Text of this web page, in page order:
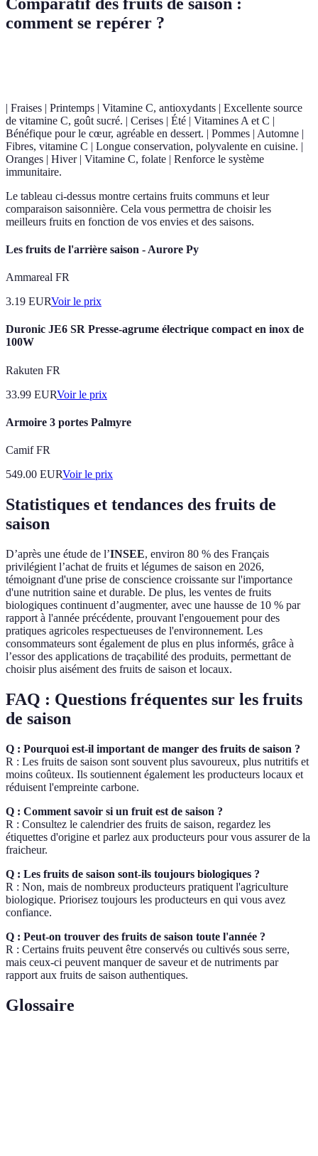
comment se repérer ?
| Fraises | Printemps | Vitamine C, antioxydants | Excellente source
de vitamine C, goût sucré. | Cerises | Été | Vitamines A et C |
Bénéfique pour le cœur, agréable en dessert. | Pommes | Automne |
Fibres, vitamine C | Longue conservation, polyvalente en cuisine. |
Oranges | Hiver | Vitamine C, folate | Renforce le système
immunitaire.
Le tableau ci-dessus montre certains fruits communs et leur
comparaison saisonnière. Cela vous permettra de choisir les
meilleurs fruits en fonction de vos envies et des saisons.
Les fruits de l'arrière saison - Aurore Py
Ammareal FR
3.19 EURVoir le prix
Duronic JE6 SR Presse-agrume électrique compact en inox de
100W
Rakuten FR
33.99 EURVoir le prix
Armoire 3 portes Palmyre
Camif FR
549.00 EURVoir le prix
Statistiques et tendances des fruits de
saison
D’après une étude de l’INSEE, environ 80 % des Français
privilégient l’achat de fruits et légumes de saison en 2026,
témoignant d'une prise de conscience croissante sur l'importance
d'une nutrition saine et durable. De plus, les ventes de fruits
biologiques continuent d’augmenter, avec une hausse de 10 % par
rapport à l'année précédente, prouvant l'engouement pour des
pratiques agricoles respectueuses de l'environnement. Les
consommateurs sont également de plus en plus informés, grâce à
l’essor des applications de traçabilité des produits, permettant de
choisir plus aisément des fruits de saison et locaux.
FAQ : Questions fréquentes sur les fruits
de saison
Q : Pourquoi est-il important de manger des fruits de saison ?
R : Les fruits de saison sont souvent plus savoureux, plus nutritifs et
moins coûteux. Ils soutiennent également les producteurs locaux et
réduisent l'empreinte carbone.
Q : Comment savoir si un fruit est de saison ?
R : Consultez le calendrier des fruits de saison, regardez les
étiquettes d'origine et parlez aux producteurs pour vous assurer de la
fraicheur.
Q : Les fruits de saison sont-ils toujours biologiques ?
R : Non, mais de nombreux producteurs pratiquent l'agriculture
biologique. Priorisez toujours les producteurs en qui vous avez
confiance.
Q : Peut-on trouver des fruits de saison toute l'année ?
R : Certains fruits peuvent être conservés ou cultivés sous serre,
mais ceux-ci peuvent manquer de saveur et de nutriments par
rapport aux fruits de saison authentiques.
Glossaire